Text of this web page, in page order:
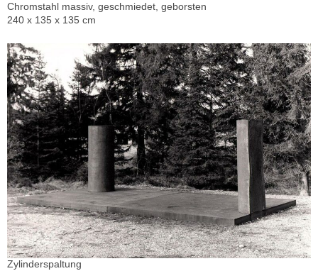
Chromstahl massiv, geschmiedet, geborsten
240 x 135 x 135 cm
Zylinderspaltung